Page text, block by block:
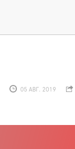
05 АВГ. 2019